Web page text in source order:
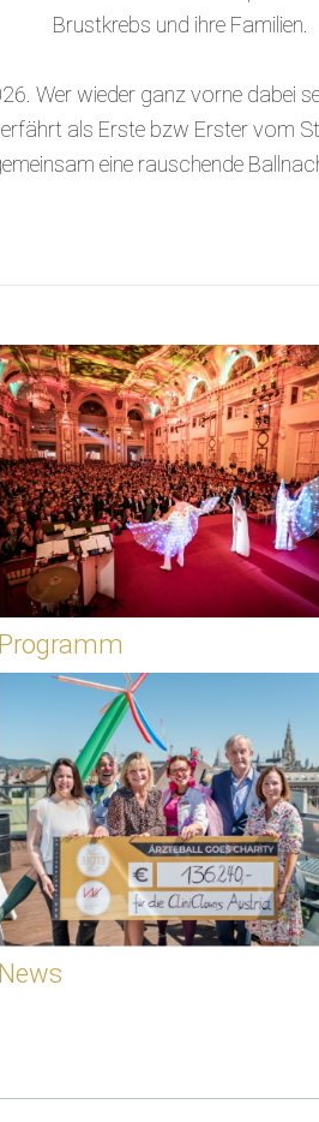
Brustkrebs und ihre Familien.
Wer wieder ganz vorne dabei
als Erste bzw Erster vom
eine rauschende
Programm
News